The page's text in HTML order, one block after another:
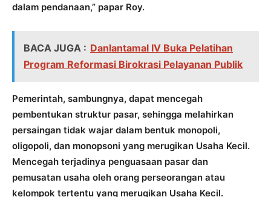
dalam pendanaan,” papar Roy.
BACA JUGA : Danlantamal IV Buka Pelatihan
Program Reformasi Birokrasi Pelayanan Publik
Pemerintah, sambungnya, dapat mencegah
pembentukan struktur pasar, sehingga melahirkan
persaingan tidak wajar dalam bentuk monopoli,
oligopoli, dan monopsoni yang merugikan Usaha Kecil.
Mencegah terjadinya penguasaan pasar dan
pemusatan usaha oleh orang perseorangan atau
kelompok tertentu yang merugikan Usaha Kecil.